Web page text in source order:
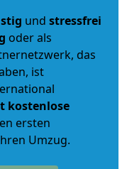
und stressfrei
oder als
das
ist
kostenlose
ersten
Umzug.